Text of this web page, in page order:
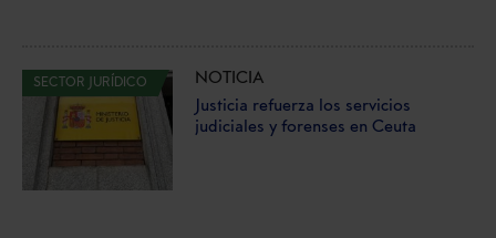
SECTOR JURÍDICO
NOTICIA
Justicia refuerza los servicios
judiciales y forenses en Ceuta